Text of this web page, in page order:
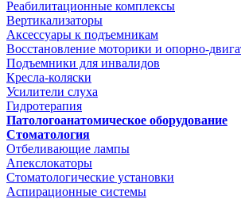
Реабилитационные комплексы
Вертикализаторы
Аксессуары к подъемникам
Восстановление моторики и опорно-
Подъемники для инвалидов
Кресла-коляски
Усилители слуха
Гидротерапия
Патологоанатомическое оборудование
Стоматология
Отбеливающие лампы
Апекслокаторы
Стоматологические установки
Аспирационные системы